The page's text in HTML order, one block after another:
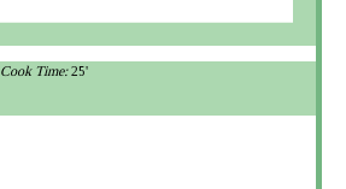
Cook Time: 25'